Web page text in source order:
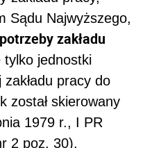
Sądu Najwyższego,
zakładu
tylko jednostki
pracy do
został skierowany
1979 r., I PR
2 poz. 30).